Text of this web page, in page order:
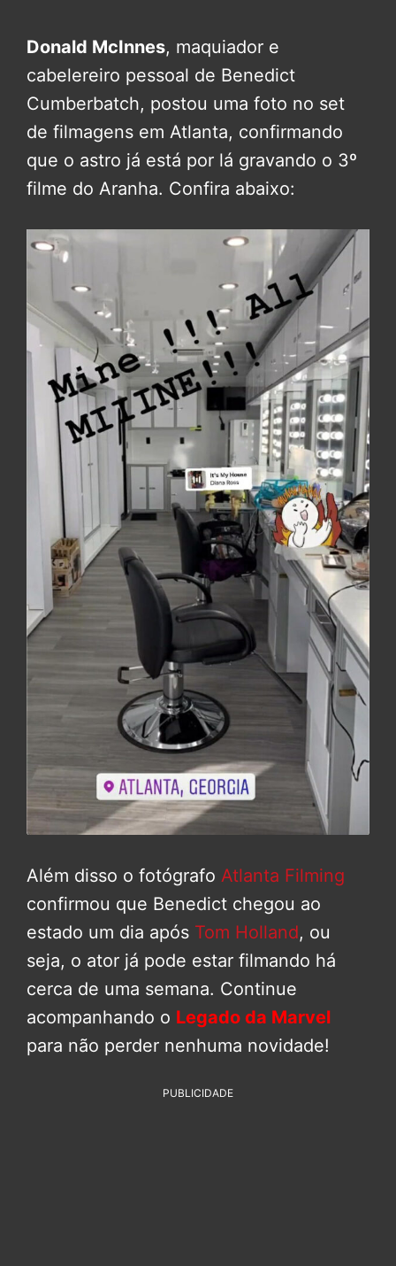
Donald McInnes, maquiador e
cabelereiro pessoal de Benedict
Cumberbatch, postou uma foto no set
de filmagens em Atlanta, confirmando
que o astro já está por lá gravando o 3º
filme do Aranha. Confira abaixo:
Além disso o fotógrafo Atlanta Filming
confirmou que Benedict chegou ao
estado um dia após Tom Holland, ou
seja, o ator já pode estar filmando há
cerca de uma semana. Continue
acompanhando o Legado da Marvel
para não perder nenhuma novidade!
PUBLICIDADE